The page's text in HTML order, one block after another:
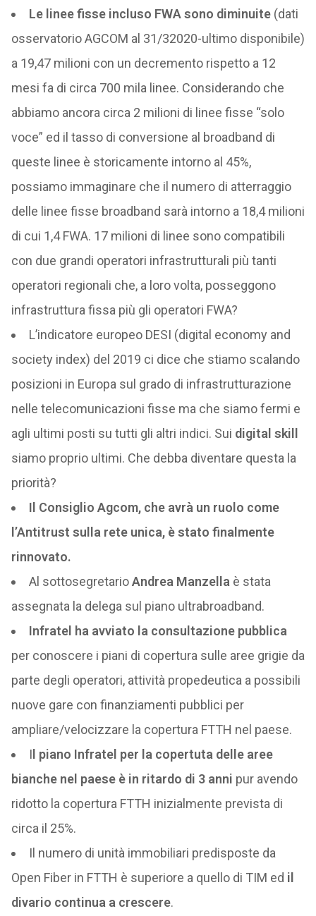
Le linee fisse incluso FWA sono diminuite(dati
osservatorio AGCOM al 31/32020-ultimo disponibile)
a 19,47 milioni con un decremento rispetto a 12
mesi fa di circa 700 mila linee. Considerando che
abbiamo ancora circa 2 milioni di linee fisse “solo
voce” ed il tasso di conversione al broadband di
queste linee è storicamente intorno al 45%,
possiamo immaginare che il numero di atterraggio
delle linee fisse broadband sarà intorno a 18,4 milioni
di cui 1,4 FWA. 17 milioni di linee sono compatibili
con due grandi operatori infrastrutturali più tanti
operatori regionali che, a loro volta, posseggono
infrastruttura fissa più gli operatori FWA?
L’indicatore europeo DESI (digital economy and
society index) del 2019 ci dice che stiamo scalando
posizioni in Europa sul grado di infrastrutturazione
nelle telecomunicazioni fisse ma che siamo fermi e
agli ultimi posti su tutti gli altri indici. Sui digital skill
siamo proprio ultimi. Che debba diventare questa la
priorità?
Il Consiglio Agcom, che avrà un ruolo come
l’Antitrust sulla rete unica, è stato finalmente
rinnovato.
Al sottosegretarioAndrea Manzella è stata
assegnata la delega sul piano ultrabroadband.
Infratel ha avviato la consultazione pubblica
per conoscere i piani di copertura sulle aree grigie da
parte degli operatori, attività propedeutica a possibili
nuove gare con finanziamenti pubblici per
ampliare/velocizzare la copertura FTTH nel paese.
I l piano Infratel per la copertuta delle aree
bianche nel paese è in ritardo di 3 anni pur avendo
ridotto la copertura FTTH inizialmente prevista di
circa il 25%.
Il numero di unità immobiliari predisposte da
Open Fiber in FTTH è superiore a quello di TIM ed il
divario continua a crescere.